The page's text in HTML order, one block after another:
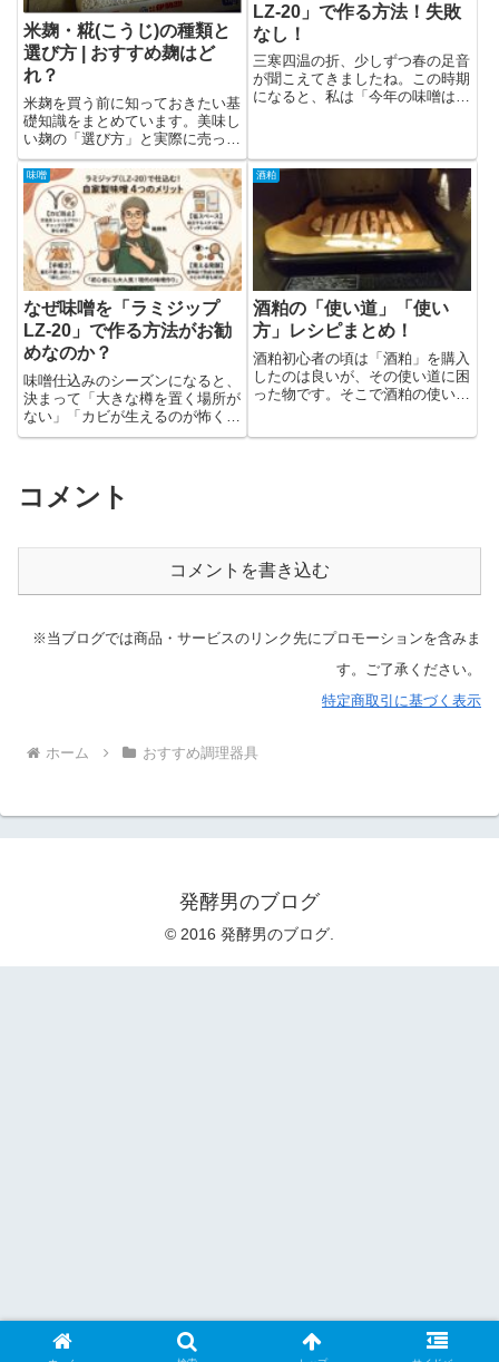
米麹・糀(こうじ)の種類と
選び方 | おすすめ麹はど
れ？
米麹を買う前に知っておきたい基
礎知識をまとめています。美味し
い麹の「選び方」と実際に売って
いる「おす...
LZ-20」で作る方法！失敗
なし！
三寒四温の折、少しずつ春の足音
が聞こえてきましたね。この時期
になると、私は「今年の味噌はど
味噌
なぜ味噌を「ラミジップ
LZ-20」で作る方法がお勧
めなのか？
味噌仕込みのシーズンになると、
決まって「大きな樽を置く場所が
ない」「カビが生えるのが怖くて
手が出せな...
酒粕
酒粕の「使い道」「使い
方」レシピまとめ！
酒粕初心者の頃は「酒粕」を購入
したのは良いが、その使い道に困
った物です。そこで酒粕の使い方
コメント
コメントを書き込む
※当ブログでは商品・サービスのリンク先にプロモーションを含みま
す。ご了承ください。
特定商取引に基づく表示
ホーム おすすめ調理器具
発酵男のブログ
© 2016 発酵男のブログ.